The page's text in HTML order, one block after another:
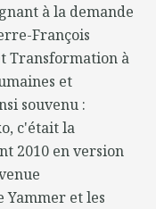
à la demande
François
Transformation à
et
souvenu :
c'était la
2010 en version
et les